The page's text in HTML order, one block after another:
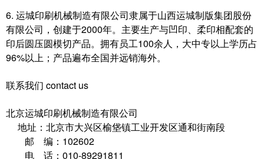
6. 运城印刷机械制造有限公司隶属于山西运城制版集团股份
有限公司，创建于2000年。主要生产与凹印、柔印相配套的
印后圆压圆模切产品。拥有员工100余人，大中专以上学历占
96%以上；产品遍布全国并远销海外。
联系我们 contact us
北京运城印刷机械制造有限公司
地址：北京市大兴区榆垡镇工业开发区通和街南段
邮 编：102602
电 话：010-89291811